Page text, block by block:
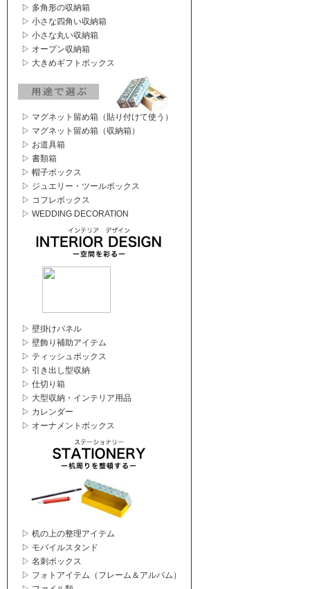
▷ 多角形の収納箱
▷ 小さな四角い収納箱
▷ 小さな丸い収納箱
▷ オープン収納箱
▷ 大きめギフトボックス
▷ マグネット留め箱（貼り付けて使う）
▷ マグネット留め箱（収納箱）
▷ お道具箱
▷ 書類箱
▷ 帽子ボックス
▷ ジュエリー・ツールボックス
▷ コフレボックス
▷ WEDDING DECORATION
▷ 壁掛けパネル
▷ 壁飾り補助アイテム
▷ ティッシュボックス
▷ 引き出し型収納
▷ 仕切り箱
▷ 大型収納・インテリア用品
▷ カレンダー
▷ オーナメントボックス
▷ 机の上の整理アイテム
▷ モバイルスタンド
▷ 名刺ボックス
▷ フォトアイテム（フレーム＆アルバム）